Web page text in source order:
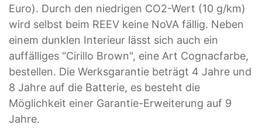
Euro). Durch den niedrigen CO2-Wert (10 g/km)
wird selbst beim REEV keine NoVA fällig. Neben
einem dunklen Interieur lässt sich auch ein
auffälliges "Cirillo Brown", eine Art Cognacfarbe,
bestellen. Die Werksgarantie beträgt 4 Jahre und
8 Jahre auf die Batterie, es besteht die
Möglichkeit einer Garantie-Erweiterung auf 9
Jahre.